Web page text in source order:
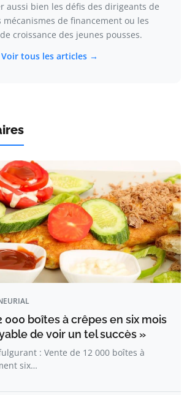
aussi bien les défis des dirigeants de
mécanismes de financement ou les
croissance des jeunes pousses.
Voir tous les articles →
000 boîtes à crêpes en six mois
de voir un tel succès »
fulgurant : Vente de 12 000 boîtes à
six…